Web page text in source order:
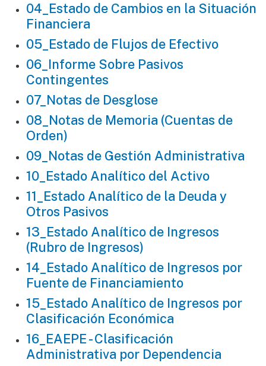
04_Estado de Cambios en la Situación
Financiera
05_Estado de Flujos de Efectivo
06_Informe Sobre Pasivos
Contingentes
07_Notas de Desglose
08_Notas de Memoria (Cuentas de
Orden)
09_Notas de Gestión Administrativa
10_Estado Analítico del Activo
11_Estado Analítico de la Deuda y
Otros Pasivos
13_Estado Analítico de Ingresos
(Rubro de Ingresos)
14_Estado Analítico de Ingresos por
Fuente de Financiamiento
15_Estado Analítico de Ingresos por
Clasificación Económica
16_EAEPE - Clasificación
Administrativa por Dependencia